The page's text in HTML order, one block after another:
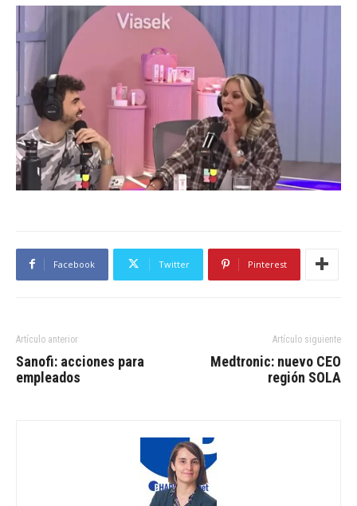
Facebook Twitter Pinterest
Artículo anterior
Sanofi: acciones para
empleados
Artículo siguiente
Medtronic: nuevo CEO
región SOLA